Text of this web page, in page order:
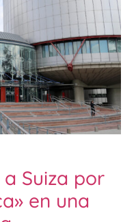
a Suiza por
en una